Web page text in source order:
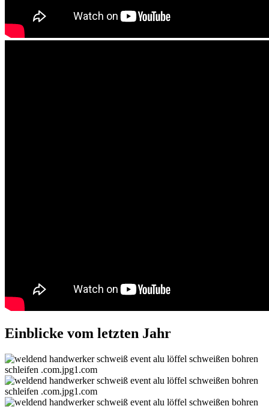
Einblicke vom letzten Jahr